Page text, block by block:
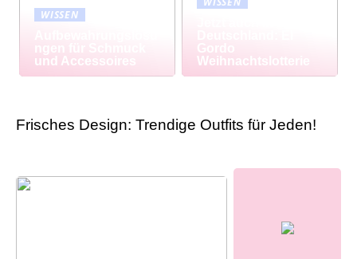
WISSEN
ngen für Schmuck
und Accessoires
Gordo
Weihnachtslotterie
Frisches Design: Trendige Outfits für Jeden!